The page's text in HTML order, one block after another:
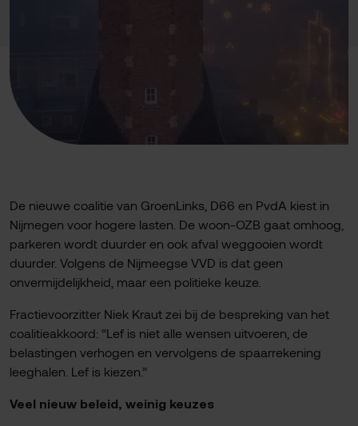
De nieuwe coalitie van GroenLinks, D66 en PvdA kiest in
Nijmegen voor hogere lasten. De woon-OZB gaat omhoog,
parkeren wordt duurder en ook afval weggooien wordt
duurder. Volgens de Nijmeegse VVD is dat geen
onvermijdelijkheid, maar een politieke keuze.
Fractievoorzitter Niek Kraut zei bij de bespreking van het
coalitieakkoord: “Lef is niet alle wensen uitvoeren, de
belastingen verhogen en vervolgens de spaarrekening
leeghalen. Lef is kiezen.”
Veel nieuw beleid, weinig keuzes